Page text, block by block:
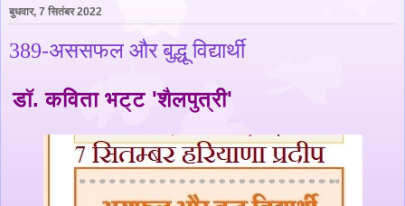
बुधवार, 7 सितंबर 2022
389-अससफल और बुद्धू विद्यार्थी
डॉ. कविता भट्ट 'शैलपुत्री'